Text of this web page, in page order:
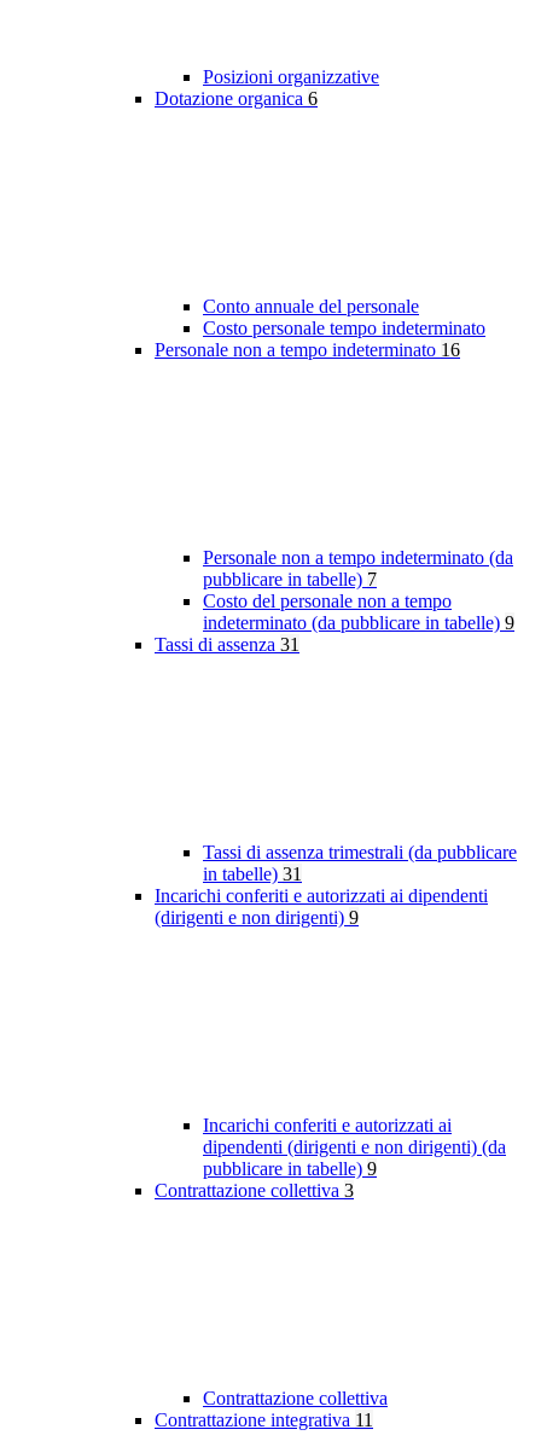
Posizioni organizzative
Dotazione organica 6
Conto annuale del personale
Costo personale tempo indeterminato
Personale non a tempo indeterminato 16
Personale non a tempo indeterminato (da
pubblicare in tabelle) 7
Costo del personale non a tempo
indeterminato (da pubblicare in tabelle) 9
Tassi di assenza 31
Tassi di assenza trimestrali (da pubblicare
in tabelle) 31
Incarichi conferiti e autorizzati ai dipendenti
(dirigenti e non dirigenti) 9
Incarichi conferiti e autorizzati ai
dipendenti (dirigenti e non dirigenti) (da
pubblicare in tabelle) 9
Contrattazione collettiva 3
Contrattazione collettiva
Contrattazione integrativa 11